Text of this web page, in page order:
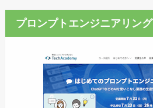
プロンプトエンジニアリング